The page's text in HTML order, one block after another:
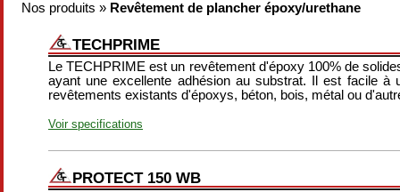
Nos produits » Revêtement de plancher époxy/urethane
TECHPRIME
Le TECHPRIME est un revêtement d'époxy 100% de
ayant une excellente adhésion au substrat. Il est facile
revêtements existants d'époxys, béton, bois, métal ou
Voir specifications
PROTECT 150 WB